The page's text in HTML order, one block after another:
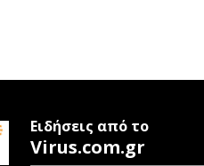
Ειδήσεις από το
Virus.com.gr